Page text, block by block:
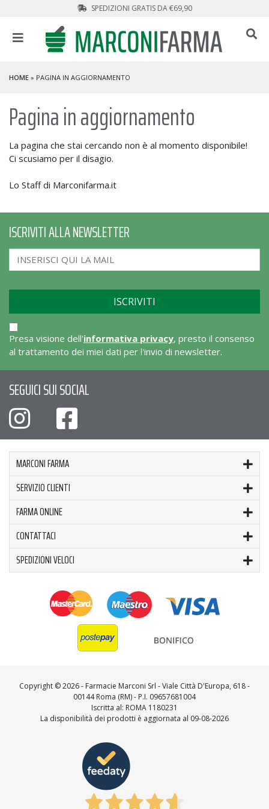
SPEDIZIONI GRATIS DA €69,90
HOME » PAGINA IN AGGIORNAMENTO
Pagina in aggiornamento
La pagina che stai cercando non è al momento disponibile!
Ci scusiamo per il disagio.
Lo Staff di Marconifarma.it
ISCRIVITI ALLA NEWSLETTER
Presa visione dell'informativa privacy, presto il consenso
al trattamento dei miei dati per l'invio di newsletter.
SEGUICI SUI SOCIAL
MARCONI FARMA
SERVIZIO CLIENTI
FARMA ONLINE
CONTATTACI
SPEDIZIONI VELOCI
Copyright ©2026 - Farmacie Marconi Srl - Viale Città D'Europa, 618 -
00144 Roma (RM) - P.I. 09657681004
Iscritta al: ROMA 1180231
La disponibilità dei prodotti è aggiornata al 09-08-2026